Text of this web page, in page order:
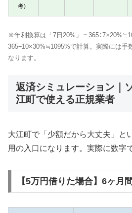
考）
※年利換算は「7日20%」＝
365÷10×30%≒1095%で計算。実際には手
なります。
返済シミュレーション｜
江町で使える正規業者
大江町で「少額だから大丈夫」と
用の入口になります。実際に数字
【5万円借りた場合】6ヶ月